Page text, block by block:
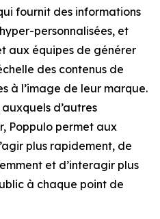
fournit des informations
personnalisées, et
aux équipes de générer
des contenus de
à l’image de leur marque.
d’autres
Poppulo permet aux
plus rapidement, de
et d’interagir plus
à chaque point de